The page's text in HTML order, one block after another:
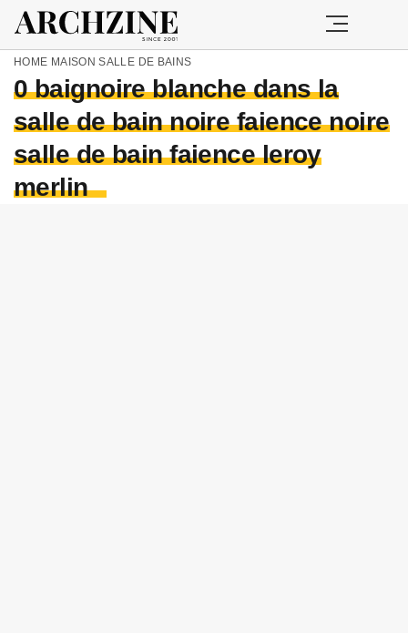
HOME MAISON SALLE DE BAINS
0 baignoire blanche dans la
salle de bain noire faience noire
salle de bain faience leroy
merlin